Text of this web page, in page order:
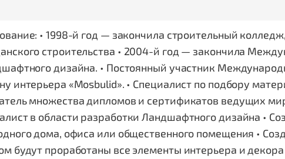
• 1998-й год — закончила строительный
строительства • 2004-й год — закончила
дизайна. • Постоянный участник
интерьера «Mosbulid». • Специалист по подбору
множества дипломов и сертификатов ведущих
в области разработки Ландшафтного дизайна •
дома, офиса или общественного помещения •
будут проработаны все элементы интерьера и